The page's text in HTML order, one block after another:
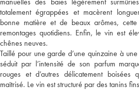
totalement égrappées et macèrent
bonne matière et de beaux arômes,
remontages quotidiens. Enfin, le vin est
chênes neuves.
Taillé pour une garde d’une quinzaine à
séduit par l’intensité de son parfum
rouges et d’autres délicatement boisées
maîtrisé. Le vin est structuré par des tanins